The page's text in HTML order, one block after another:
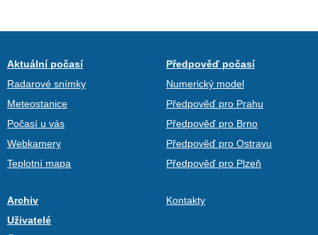
Aktuální počasí
Radarové snímky
Meteostanice
Počasí u vás
Webkamery
Teplotní mapa
Předpověď počasí
Numerický model
Předpověď pro Prahu
Předpověď pro Brno
Předpověď pro Ostravu
Předpověď pro Plzeň
Archiv
Uživatelé
Kontakty